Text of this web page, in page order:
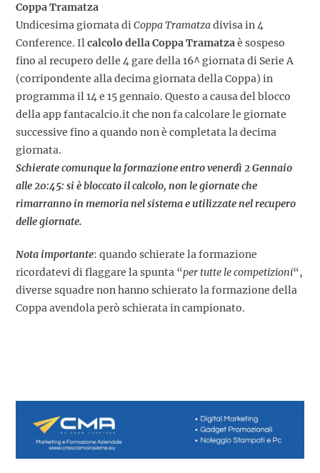
Coppa Tramatza
Undicesima giornata diCoppa Tramatzadivisa in 4
Conference. Ilcalcolo della Coppa Tramatzaè sospeso
fino al recupero delle 4 gare della 16^ giornata di Serie A
(corripondente alla decima giornata della Coppa) in
programma il 14 e 15 gennaio. Questo a causa del blocco
della app fantacalcio.it che non fa calcolare le giornate
successive fino a quando non è completata la decima
giornata.
Schierate comunque la formazione entro venerdì 2 Gennaio
alle 20:45: si è bloccato il calcolo, non le giornate che
rimarranno in memoria nel sistema e utilizzate nel recupero
delle giornate.
Nota importante: quando schierate la formazione
ricordatevi di flaggare la spunta “per tutte le competizioni“,
diverse squadre non hanno schierato la formazione della
Coppa avendola però schierata in campionato.